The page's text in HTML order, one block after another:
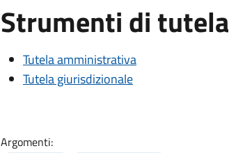
Strumenti di tutela
Tutela amministrativa
Tutela giurisdizionale
Argomenti: